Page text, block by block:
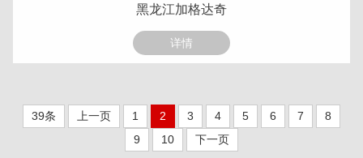
黑龙江加格达奇
详情
39条 上一页 1 2 3 4 5 6 7
8
9
10 下一页